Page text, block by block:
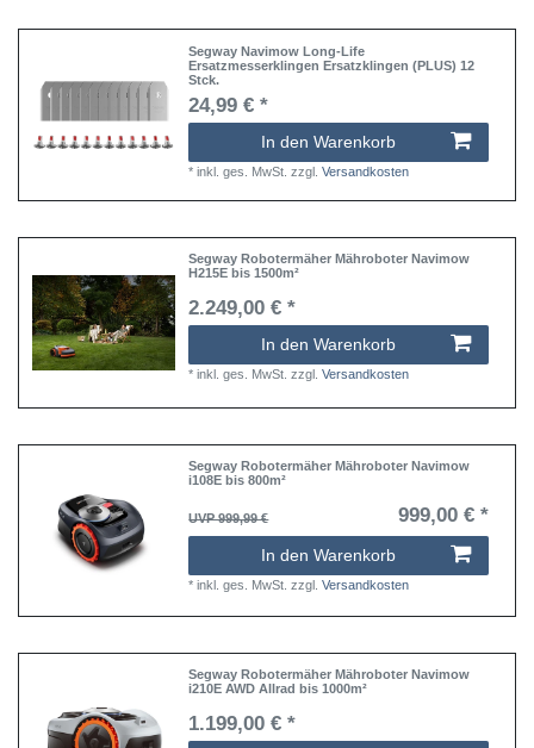
Segway Navimow Long-Life
Ersatzmesserklingen Ersatzklingen (PLUS) 12
Stck.
24,99 € *
In den Warenkorb
*inkl. ges. MwSt. zzgl.Versandkosten
Segway Robotermäher Mähroboter Navimow
H215E bis 1500m²
2.249,00 € *
In den Warenkorb
*inkl. ges. MwSt. zzgl.Versandkosten
Segway Robotermäher Mähroboter Navimow
i108E bis 800m²
UVP 999,99 € 999,00 € *
In den Warenkorb
*inkl. ges. MwSt. zzgl.Versandkosten
Segway Robotermäher Mähroboter Navimow
i210E AWD Allrad bis 1000m²
1.199,00 € *